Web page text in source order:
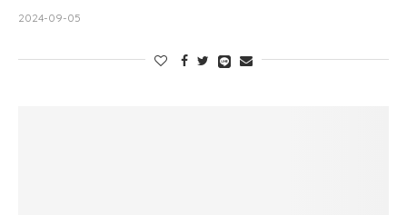
2024-09-05